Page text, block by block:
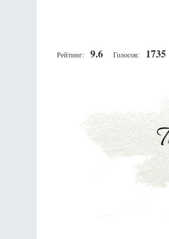
Рейтинг: 9.6 Голосов: 1735